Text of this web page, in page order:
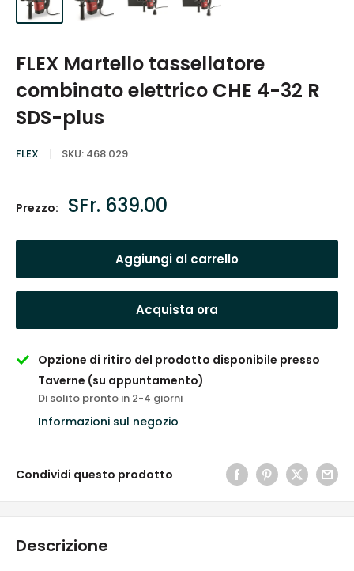
FLEX Martello tassellatore
combinato elettrico CHE 4-32 R
SDS-plus
FLEX SKU: 468.029
Prezzo: Prezzo
SFr. 639.00
Aggiungi al carrello
Acquista ora
Opzione di ritiro del prodotto disponibile presso
Taverne (su appuntamento)
Di solito pronto in 2-4 giorni
Informazioni sul negozio
Condividi questo prodotto
Descrizione